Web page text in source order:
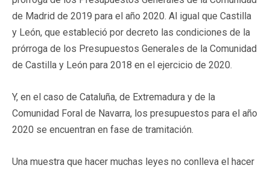
de Madrid de 2019 para el año 2020. Al igual que Castilla
y León, que estableció por decreto las condiciones de la
prórroga de los Presupuestos Generales de la Comunidad
de Castilla y León para 2018 en el ejercicio de 2020.
Y, en el caso de Cataluña, de Extremadura y de la
Comunidad Foral de Navarra, los presupuestos para el año
2020 se encuentran en fase de tramitación.
Una muestra que hacer muchas leyes no conlleva el hacer